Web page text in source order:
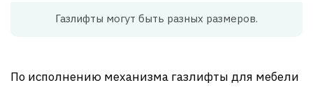
Газлифты могут быть разных размеров.
По исполнению механизма газлифты для мебели